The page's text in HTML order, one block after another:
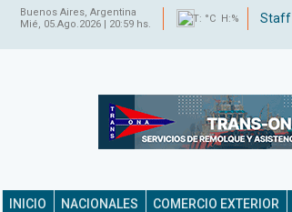
Buenos Aires, Argentina
Mié, 05.Ago.2026 | 20:59 hs.
T: °C H:% Staff
INICIO NACIONALES COMERCIO EXTERIOR